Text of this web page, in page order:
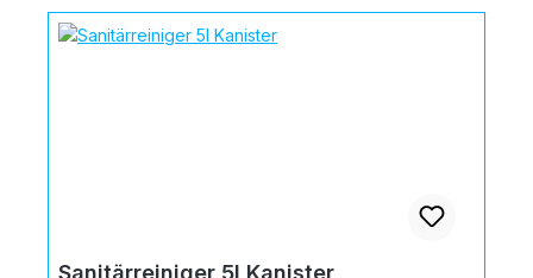
Sanitärreiniger 5l Kanister